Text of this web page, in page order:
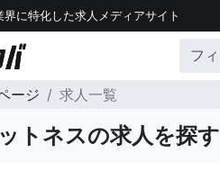
界に特化した求人メディアサイト
ージ 求人一覧
トネスの求人を探す